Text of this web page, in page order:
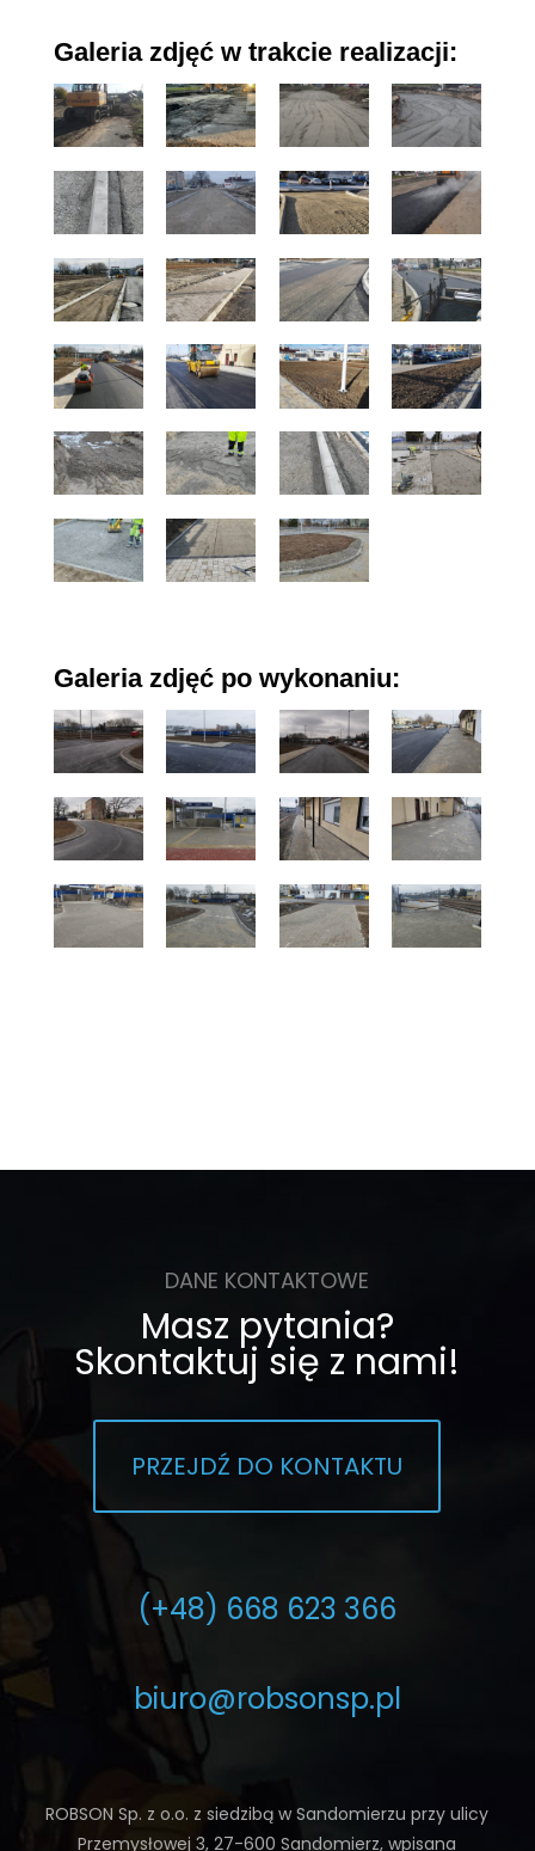
Galeria zdjęć w trakcie realizacji:
Galeria zdjęć po wykonaniu:
DANE KONTAKTOWE
Masz pytania?
Skontaktuj się z nami!
PRZEJDŹ DO KONTAKTU
(+48) 668 623 366
biuro@robsonsp.pl
ROBSON Sp. z o.o. z siedzibą w Sandomierzu przy ulicy
Przemysłowej 3, 27-600 Sandomierz, wpisana